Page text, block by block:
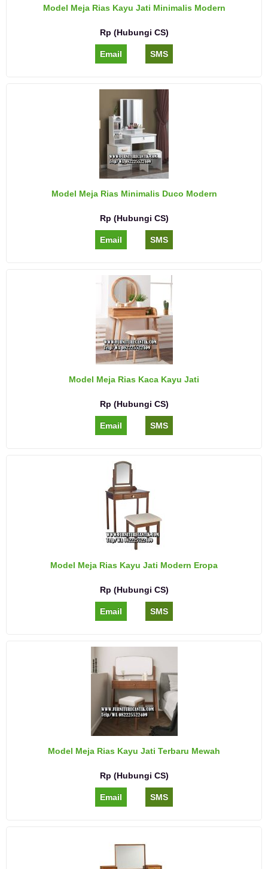
Model Meja Rias Kayu Jati Minimalis Modern
Rp (Hubungi CS)
Email SMS
Model Meja Rias Minimalis Duco Modern
Rp (Hubungi CS)
Email SMS
Model Meja Rias Kaca Kayu Jati
Rp (Hubungi CS)
Email SMS
Model Meja Rias Kayu Jati Modern Eropa
Rp (Hubungi CS)
Email SMS
Model Meja Rias Kayu Jati Terbaru Mewah
Rp (Hubungi CS)
Email SMS